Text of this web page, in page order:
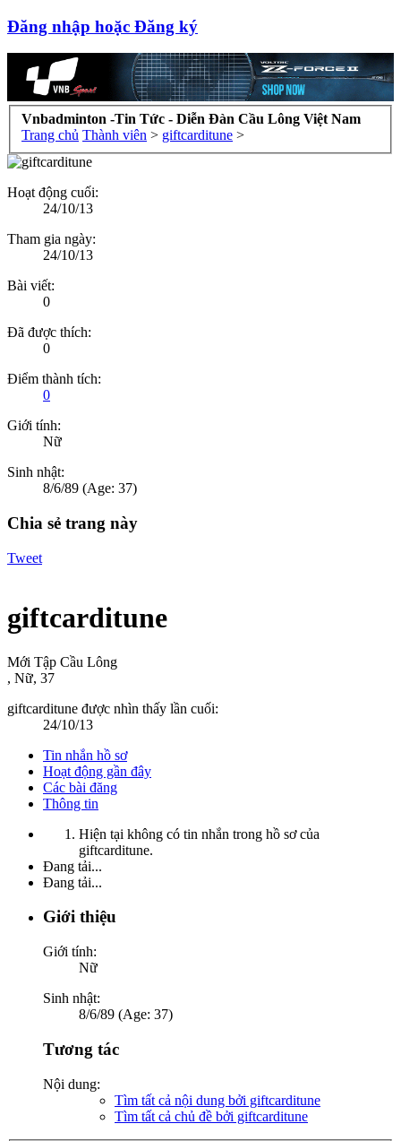
Đăng nhập hoặc Đăng ký
Vnbadminton -Tin Tức - Diễn Đàn Cầu Lông Việt Nam
Trang chủ Thành viên > giftcarditune >
Hoạt động cuối:
24/10/13
Tham gia ngày:
24/10/13
Bài viết:
0
Đã được thích:
0
Điểm thành tích:
0
Giới tính:
Nữ
Sinh nhật:
8/6/89 (Age: 37)
Chia sẻ trang này
Tweet
giftcarditune
Mới Tập Cầu Lông
, Nữ, 37
giftcarditune được nhìn thấy lần cuối:
24/10/13
Tin nhắn hồ sơ
Hoạt động gần đây
Các bài đăng
Thông tin
Hiện tại không có tin nhắn trong hồ sơ của
giftcarditune.
Đang tải...
Đang tải...
Giới thiệu
Giới tính:
Nữ
Sinh nhật:
8/6/89 (Age: 37)
Tương tác
Nội dung:
Tìm tất cả nội dung bởi giftcarditune
Tìm tất cả chủ đề bởi giftcarditune